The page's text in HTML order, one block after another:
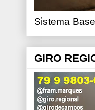
Sistema
GIRO